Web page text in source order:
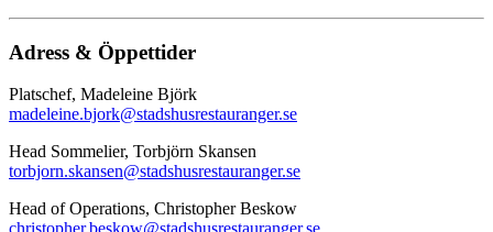
Adress & Öppettider
Platschef, Madeleine Björk
madeleine.bjork@stadshusrestauranger.se
Head Sommelier, Torbjörn Skansen
torbjorn.skansen@stadshusrestauranger.se
Head of Operations, Christopher Beskow